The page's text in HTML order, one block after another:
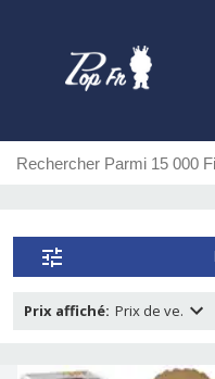
Prix affiché: Prix de ve.